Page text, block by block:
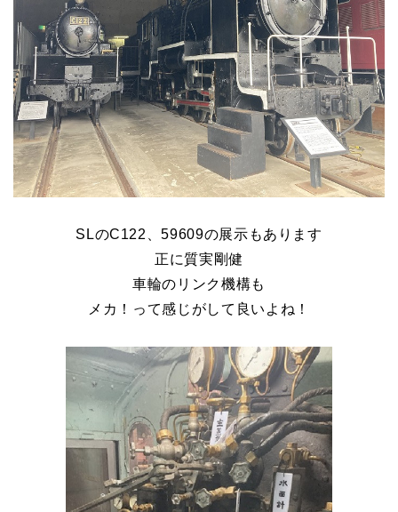
SLのC122、59609の展示もあります
正に質実剛健
車輪のリンク機構も
メカ！って感じがして良いよね！